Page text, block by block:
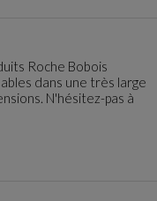
Roche Bobois
dans une très large
N'hésitez-pas à